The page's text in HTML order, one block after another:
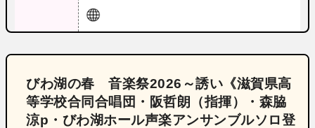
びわ湖の春 音楽祭2026～誘い《滋賀県高
等学校合同合唱団・阪哲朗（指揮）・森脇
涼p・びわ湖ホール声楽アンサンブルソロ登